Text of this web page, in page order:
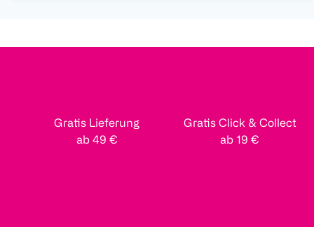
Gratis Lieferung
ab 49 €
Gratis Click & Collect
ab 19 €